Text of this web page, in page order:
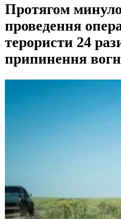
Протягом
проведення
терористи 24
припинення